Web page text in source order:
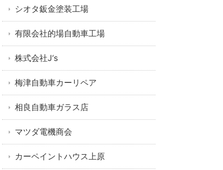
シオタ鈑金塗装工場
有限会社的場自動車工場
株式会社J‘s
梅津自動車カーリペア
相良自動車ガラス店
マツダ電機商会
カーペイントハウス上原